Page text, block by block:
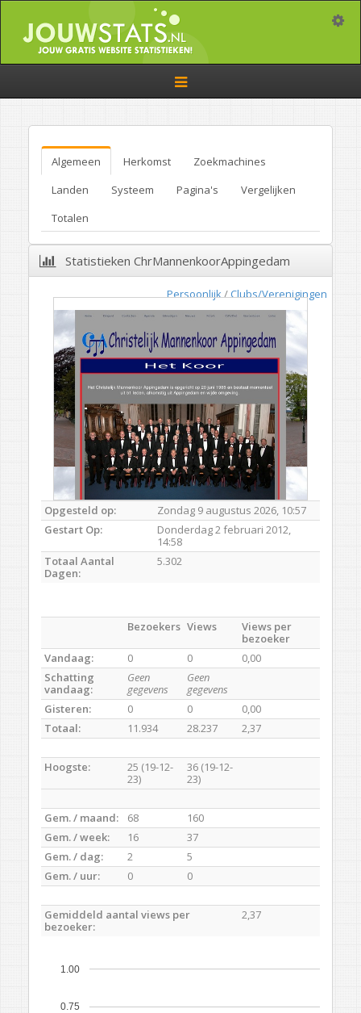
Toggle
navigation
Algemeen Herkomst
Zoekmachines
Landen
Systeem Pagina's
Vergelijken
Totalen
Statistieken ChrMannenkoorAppingedam
Persoonlijk / Clubs/Verenigingen
Opgesteld op:
Zondag 9 augustus 2026, 10:57
Gestart Op:
Donderdag 2 februari 2012,
14:58
Totaal Aantal
Dagen:
5.302
Bezoekers Views
Views per
bezoeker
Vandaag:
0 0
0,00
Schatting
vandaag:
Geen
gegevens
Geen
gegevens
Gisteren:
0 0
0,00
Totaal:
11.934 28.237 2,37
Hoogste:
25 (19-12-
23)
36 (19-12-
23)
Gem. / maand: 68
160
Gem. / week:
16
37
Gem. / dag:
2
5
Gem. / uur:
0 0
Gemiddeld aantal views per
bezoeker:
2,37
0.75
1.00